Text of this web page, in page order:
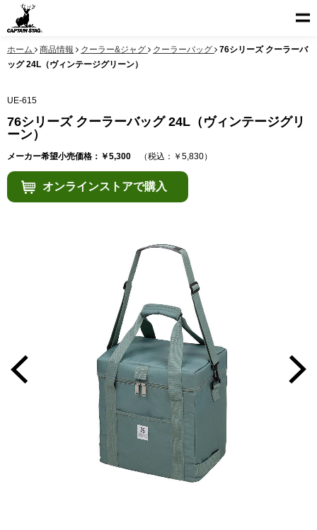
ホーム 商品情報 クーラー&ジャグ クーラーバッグ
76シリーズ クーラーバ
ッグ 24L（ヴィンテージグリーン）
UE-615
76シリーズ クーラーバッグ 24L（ヴィンテージグリ
ーン）
メーカー希望小売価格：￥5,300 （税込：￥5,830）
オンラインストアで購入